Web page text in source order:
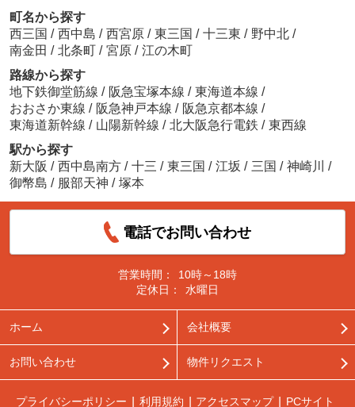
町名から探す
西三国 / 西中島 / 西宮原 / 東三国 / 十三東 / 野中北 /
南金田 / 北条町 / 宮原 / 江の木町
路線から探す
地下鉄御堂筋線 / 阪急宝塚本線 / 東海道本線 /
おおさか東線 / 阪急神戸本線 / 阪急京都本線 /
東海道新幹線 / 山陽新幹線 / 北大阪急行電鉄 / 東西線
駅から探す
新大阪 / 西中島南方 / 十三 / 東三国 / 江坂 / 三国 / 神崎川
/
御幣島 / 服部天神 / 塚本
電話でお問い合わせ
営業時間：
10時～18時
定休日：
水曜日
ホーム 会社概要
お問い合わせ 物件リクエスト
プライバシーポリシー 利用規約 アクセスマップ PCサイト